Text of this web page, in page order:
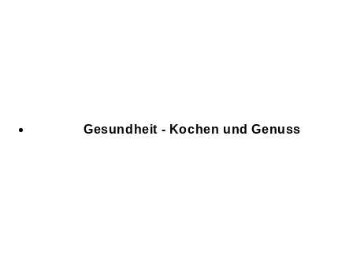
Gesundheit - Kochen und Genuss